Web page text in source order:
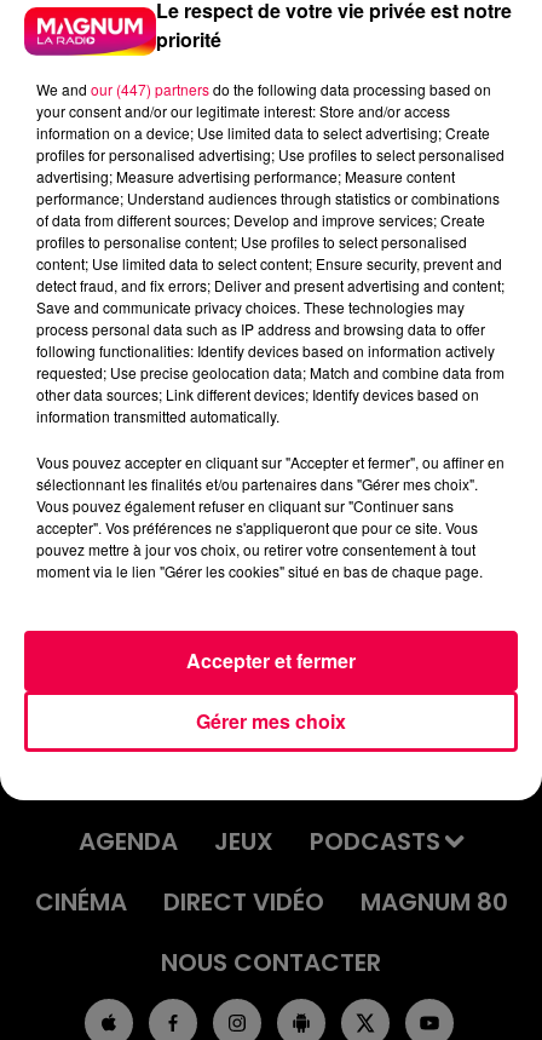
podcasts/2024/09/PIERRE-CASTOR-09.09-–-NE-PAS-
ETRE-SORTI-DE-LAUBERGE.mp3
AGENDA
JEUX
PODCASTS
CINÉMA
DIRECT VIDÉO
MAGNUM 80
NOUS CONTACTER
Le respect de votre vie privée est notre
priorité
We and our (447) partnersdo the following data processing based on
your consent and/or our legitimate interest: Store and/or access
information on a device; Use limited data to select advertising; Create
profiles for personalised advertising; Use profiles to select personalised
advertising; Measure advertising performance; Measure content
performance; Understand audiences through statistics or combinations
of data from different sources; Develop and improve services; Create
profiles to personalise content; Use profiles to select personalised
content; Use limited data to select content; Ensure security, prevent and
detect fraud, and fix errors; Deliver and present advertising and content;
Save and communicate privacy choices. These technologies may
process personal data such as IP address and browsing data to offer
following functionalities: Identify devices based on information actively
requested; Use precise geolocation data; Match and combine data from
other data sources; Link different devices; Identify devices based on
information transmitted automatically.
Vous pouvez accepter en cliquant sur "Accepter et fermer", ou affiner en
sélectionnant les finalités et/ou partenaires dans "Gérer mes choix".
Vous pouvez également refuser en cliquant sur "Continuer sans
accepter". Vos préférences ne s'appliqueront que pour ce site. Vous
pouvez mettre à jour vos choix, ou retirer votre consentement à tout
moment via le lien "Gérer les cookies" situé en bas de chaque page.
Gérer mes choix
Accepter et fermer